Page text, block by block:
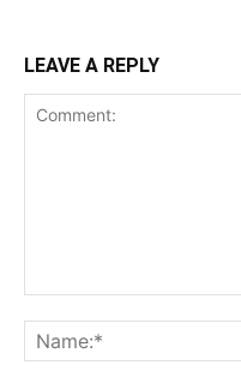
LEAVE A REPLY